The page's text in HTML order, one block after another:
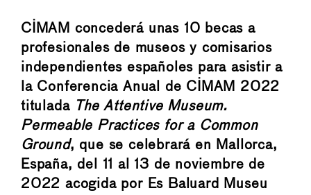
CIMAM concederá unas 10 becas a
profesionales de museos y comisarios
independientes españoles para asistir a
la Conferencia Anual de CIMAM 2022
titulada
The Attentive Museum.
Permeable Practices for a Common
Ground, que se celebrará en Mallorca,
España, del 11 al 13 de noviembre de
2022 acogida por Es Baluard Museu